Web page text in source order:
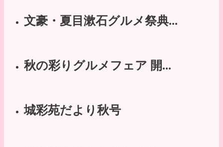
文豪・夏目漱石グルメ祭典...
秋の彩りグルメフェア 開...
城彩苑だより秋号